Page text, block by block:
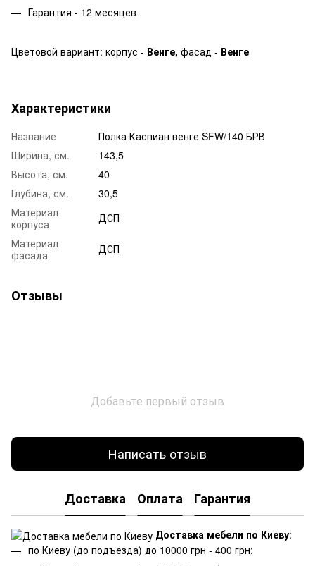
Гарантия - 12 месяцев
Цветовой вариант: корпус - Венге, фасад - Венге
Характеристики
Название
Полка Каспиан венге SFW/140 БРВ
Ширина, см.
143,5
Высота, см.
40
Глубина, см.
30,5
Материал
корпуса
ДСП
Материал
фасада
ДСП
Отзывы
Добавьте первый отзыв
Написать отзыв
Доставка Оплата Гарантия
Доставка мебели по Киеву:
по Киеву (до подъезда) до 10000 грн - 400 грн;